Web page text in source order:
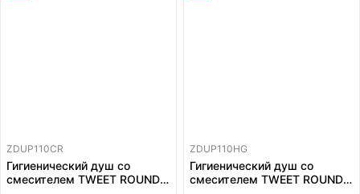
ZDUP110CR
Гигиенический душ со
смесителем TWEET ROUND
ZDUP110HG
Гигиенический душ со
смесителем TWEET ROUND